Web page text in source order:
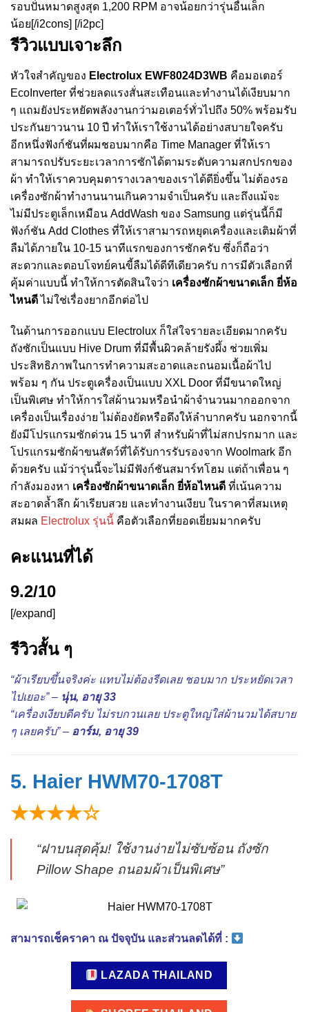
รอบปั่นหมาดสูงสุด 1,200 RPM อาจน้อยกว่ารุ่นอื่นเล็ก
น้อย[/i2cons] [/i2pc]
รีวิวแบบเจาะลึก
หัวใจสำคัญของ Electrolux EWF8024D3WB คือมอเตอร์
EcoInverter ที่ช่วยลดแรงสั่นสะเทือนและทำงานได้เงียบมาก
ๆ แถมยังประหยัดพลังงานกว่ามอเตอร์ทั่วไปถึง 50% พร้อมรับ
ประกันยาวนาน 10 ปี ทำให้เราใช้งานได้อย่างสบายใจครับ
อีกหนึ่งฟังก์ชันที่ผมชอบมากคือ Time Manager ที่ให้เรา
สามารถปรับระยะเวลาการซักได้ตามระดับความสกปรกของ
ผ้า ทำให้เราควบคุมตารางเวลาของเราได้ดียิ่งขึ้น ไม่ต้องรอ
เครื่องซักผ้าทำงานนานเกินความจำเป็นครับ และถึงแม้จะ
ไม่มีประตูเล็กเหมือน AddWash ของ Samsung แต่รุ่นนี้ก็มี
ฟังก์ชัน Add Clothes ที่ให้เราสามารถหยุดเครื่องและเติมผ้าที่
ลืมได้ภายใน 10-15 นาทีแรกของการซักครับ ซึ่งก็ถือว่า
สะดวกและตอบโจทย์คนขี้ลืมได้ดีทีเดียวครับ การมีตัวเลือกที่
คุ้มค่าแบบนี้ ทำให้การตัดสินใจว่า เครื่องซักผ้าขนาดเล็ก ยี่ห้อ
ไหนดีไม่ใช่เรื่องยากอีกต่อไป
ในด้านการออกแบบ Electrolux ก็ใส่ใจรายละเอียดมากครับ
ถังซักเป็นแบบ Hive Drum ที่มีพื้นผิวคล้ายรังผึ้ง ช่วยเพิ่ม
ประสิทธิภาพในการทำความสะอาดและถนอมเนื้อผ้าไป
พร้อม ๆ กัน ประตูเครื่องเป็นแบบ XXL Door ที่มีขนาดใหญ่
เป็นพิเศษ ทำให้การใส่ผ้านวมหรือนำผ้าจำนวนมากออกจาก
เครื่องเป็นเรื่องง่าย ไม่ต้องยัดหรือดึงให้ลำบากครับ นอกจากนี้
ยังมีโปรแกรมซักด่วน 15 นาที สำหรับผ้าที่ไม่สกปรกมาก และ
โปรแกรมซักผ้าขนสัตว์ที่ได้รับการรับรองจาก Woolmark อีก
ด้วยครับ แม้ว่ารุ่นนี้จะไม่มีฟังก์ชันสมาร์ทโฮม แต่ถ้าเพื่อน ๆ
กำลังมองหา เครื่องซักผ้าขนาดเล็ก ยี่ห้อไหนดี ที่เน้นความ
สะอาดล้ำลึก ผ้าเรียบสวย และทำงานเงียบ ในราคาที่สมเหตุ
สมผล Electrolux รุ่นนี้ คือตัวเลือกที่ยอดเยี่ยมมากครับ
คะแนนที่ได้
9.2/10
[/expand]
รีวิวสั้น ๆ
“ผ้าเรียบขึ้นจริงค่ะ แทบไม่ต้องรีดเลย ชอบมาก ประหยัดเวลา
ไปเยอะ” – นุ่น, อายุ 33
“เครื่องเงียบดีครับ ไม่รบกวนเลย ประตูใหญ่ใส่ผ้านวมได้สบาย
ๆ เลยครับ” – อาร์ม, อายุ 39
5. Haier HWM70-1708T
★★★★☆
“ฝาบนสุดคุ้ม! ใช้งานง่ายไม่ซับซ้อน ถังซัก
Pillow Shape ถนอมผ้าเป็นพิเศษ”
สามารถเช็คราคา ณ ปัจจุบัน และส่วนลดได้ที่ :
LAZADA THAILAND